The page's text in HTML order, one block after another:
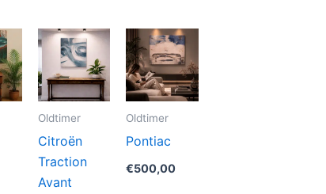
Oldtimer
Citroën
Traction
Avant
Oldtimer
Pontiac
€500,00